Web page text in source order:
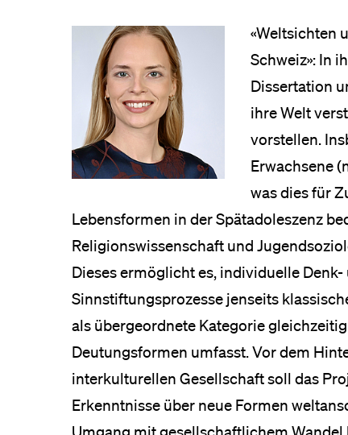
«Weltsichten
Schweiz»: In
Dissertation
ihre Welt
vorstellen.
Erwachsene
was dies für
Lebensformen in der Spätadoleszenz
Religionswissenschaft und
Dieses ermöglicht es, individuelle
Sinnstiftungsprozesse jenseits
als übergeordnete Kategorie
Deutungsformen umfasst. Vor dem
interkulturellen Gesellschaft soll das
Erkenntnisse über neue Formen
Förderer
Medien